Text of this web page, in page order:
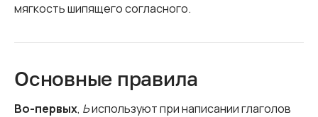
мягкость шипящего согласного.
Основные правила
Во-первых, Ьиспользуют при написании глаголов